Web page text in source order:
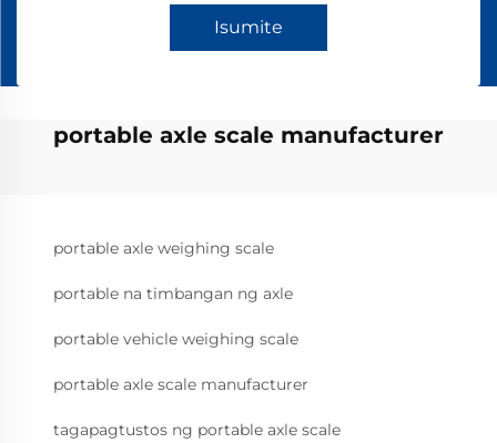
Isumite
portable axle scale manufacturer
portable axle weighing scale
portable na timbangan ng axle
portable vehicle weighing scale
portable axle scale manufacturer
tagapagtustos ng portable axle scale